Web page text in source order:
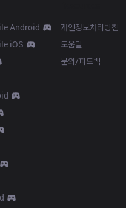
Android
iOS
개인정보처리방침
도움말
문의/피드백